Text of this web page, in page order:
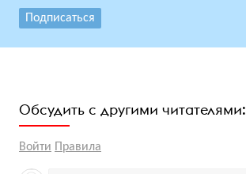
Подписаться
Обсудить с другими читателями:
Войти Правила